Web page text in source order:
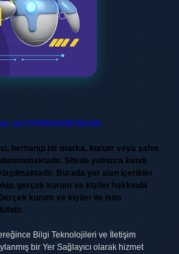
herhangi bir marka, kurum veya şahıs
Sitede yalnızca kendi
Burada yer alan içerikler
gerçek kurum ve kişiler hakkında
kurum ve kişiler ile isim
Bilgi Teknolojileri ve İletişim
bir Yer Sağlayıcı olarak hizmet